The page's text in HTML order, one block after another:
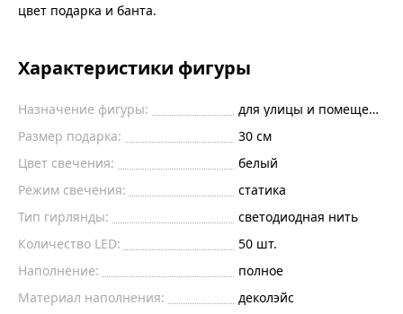
цвет подарка и банта.
Характеристики фигуры
Назначение фигуры:
для улицы и помещений
Размер подарка:
30 см
Цвет свечения:
белый
Режим свечения:
статика
Тип гирлянды:
светодиодная нить
Количество LED:
50 шт.
Наполнение:
полное
Материал наполнения:
деколэйс